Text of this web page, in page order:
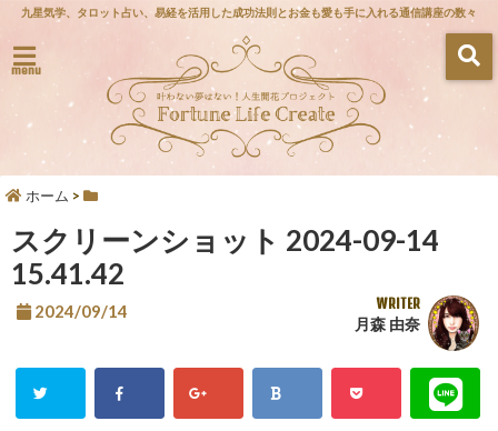
九星気学、タロット占い、易経を活用した成功法則とお金も愛も手に入れる通信講座の数々
menu
ホーム >
スクリーンショット 2024-09-14
15.41.42
2024/09/14 WRITER
月森 由奈